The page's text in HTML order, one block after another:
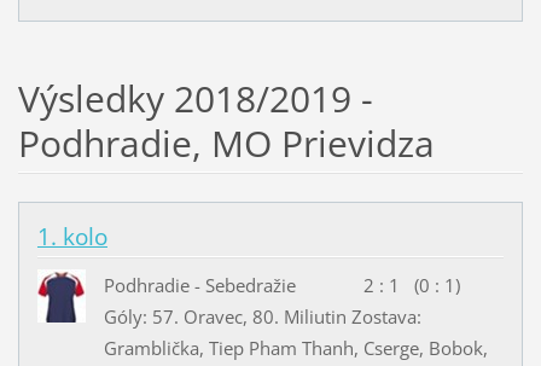
Výsledky 2018/2019 -
Podhradie, MO Prievidza
1. kolo
Podhradie - Sebedražie 2 : 1 (0 : 1)
Góly: 57. Oravec, 80. Miliutin Zostava:
Gramblička, Tiep Pham Thanh, Cserge, Bobok,